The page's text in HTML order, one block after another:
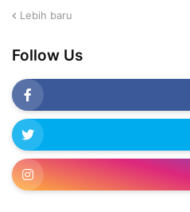
Lebih baru
Follow Us